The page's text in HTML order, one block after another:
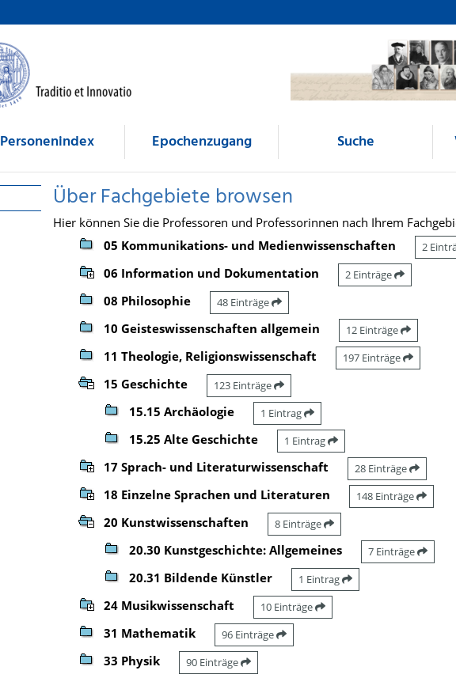
Personenindex Epochenzugang Suche
Über Fachgebiete browsen
Hier können Sie die Professoren und Professorinnen nach Ihrem
05 Kommunikations- und Medienwissenschaften
2
06 Information und Dokumentation 2 Einträge
08 Philosophie 48 Einträge
10 Geisteswissenschaften allgemein 12 Einträge
11 Theologie, Religionswissenschaft 197 Einträge
15 Geschichte 123 Einträge
15.15 Archäologie 1 Eintrag
15.25 Alte Geschichte 1 Eintrag
17 Sprach- und Literaturwissenschaft 28 Einträge
18 Einzelne Sprachen und Literaturen 148 Einträge
20 Kunstwissenschaften 8 Einträge
20.30 Kunstgeschichte: Allgemeines 7 Einträge
20.31 Bildende Künstler 1 Eintrag
24 Musikwissenschaft 10 Einträge
31 Mathematik 96 Einträge
33 Physik 90 Einträge